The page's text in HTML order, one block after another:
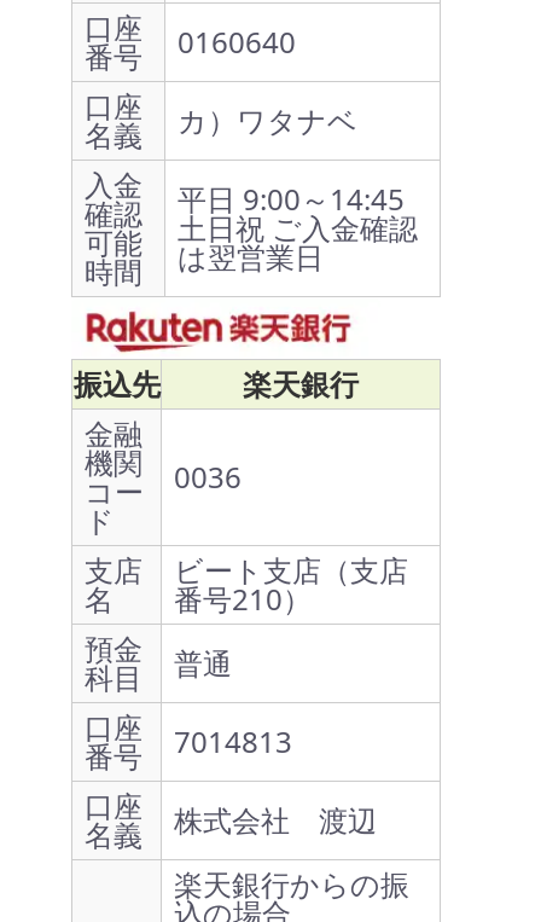
口座
番号
0160640
口座
名義
カ）ワタナベ
入金
確認
可能
時間
平日 9:00～14:45
土日祝 ご入金確認
は翌営業日
振込先
楽天銀行
金融
機関
コー
ド
0036
支店
名
ビート支店（支店
番号210）
預金
科目
普通
口座
番号
7014813
口座
名義
株式会社 渡辺
楽天銀行からの振
込の場合